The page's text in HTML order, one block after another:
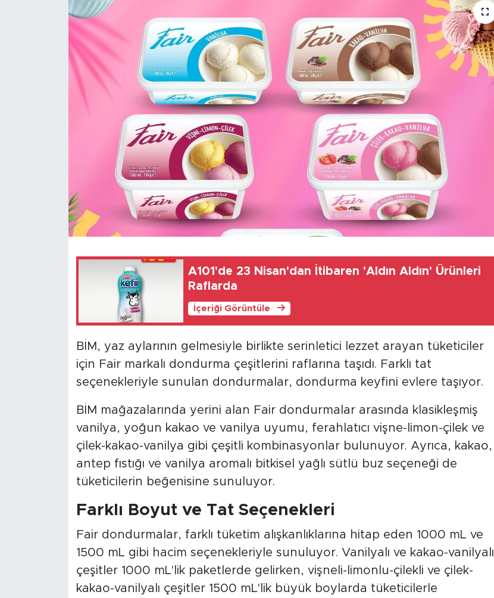
A101'de 23 Nisan'dan İtibaren 'Aldın Aldın' Ürünleri
Raflarda
İçeriği Görüntüle
BİM, yaz aylarının gelmesiyle birlikte serinletici lezzet arayan tüketiciler
için Fair markalı dondurma çeşitlerini raflarına taşıdı. Farklı tat
seçenekleriyle sunulan dondurmalar, dondurma keyfini evlere taşıyor.
BİM mağazalarında yerini alan Fair dondurmalar arasında klasikleşmiş
vanilya, yoğun kakao ve vanilya uyumu, ferahlatıcı vişne-limon-çilek ve
çilek-kakao-vanilya gibi çeşitli kombinasyonlar bulunuyor. Ayrıca, kakao,
antep fıstığı ve vanilya aromalı bitkisel yağlı sütlü buz seçeneği de
tüketicilerin beğenisine sunuluyor.
Farklı Boyut ve Tat Seçenekleri
Fair dondurmalar, farklı tüketim alışkanlıklarına hitap eden 1000 mL ve
1500 mL gibi hacim seçenekleriyle sunuluyor. Vanilyalı ve kakao-vanilyalı
çeşitler 1000 mL'lik paketlerde gelirken, vişneli-limonlu-çilekli ve çilek-
kakao-vanilyalı çeşitler 1500 mL'lik büyük boylarda tüketicilerle
Teknoloji